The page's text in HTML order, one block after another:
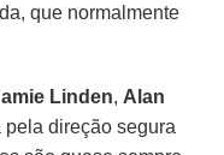
que normalmente
Linden, Alan
direção segura